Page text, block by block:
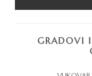
GRADOVI I